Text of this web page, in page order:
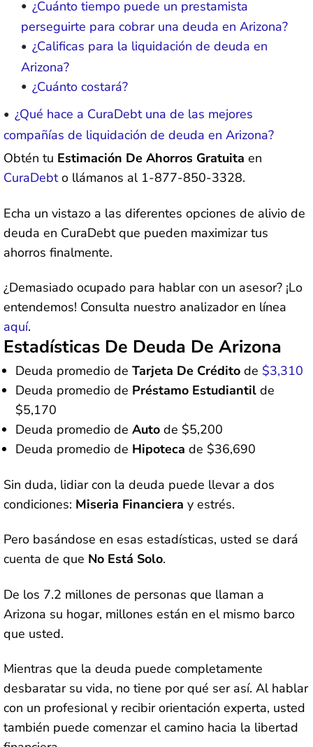
¿Cuánto tiempo puede un prestamista
perseguirte para cobrar una deuda en Arizona?
¿Calificas para la liquidación de deuda en
Arizona?
¿Cuánto costará?
¿Qué hace a CuraDebt una de las mejores
compañías de liquidación de deuda en Arizona?
Obtén tu Estimación De Ahorros Gratuita en
CuraDebto llámanos al 1-877-850-3328.
Echa un vistazo a las diferentes opciones de alivio de
deuda en CuraDebt que pueden maximizar tus
ahorros finalmente.
¿Demasiado ocupado para hablar con un asesor? ¡Lo
entendemos! Consulta nuestro analizador en línea
aquí.
Estadísticas De Deuda De Arizona
Deuda promedio de Tarjeta De Crédito de $3,310
Deuda promedio de Préstamo Estudiantil de
$5,170
Deuda promedio de Auto de $5,200
Deuda promedio de Hipoteca de $36,690
Sin duda, lidiar con la deuda puede llevar a dos
condiciones: Miseria Financiera y estrés.
Pero basándose en esas estadísticas, usted se dará
cuenta de que No Está Solo.
De los 7.2 millones de personas que llaman a
Arizona su hogar, millones están en el mismo barco
que usted.
Mientras que la deuda puede completamente
desbaratar su vida, no tiene por qué ser así. Al hablar
con un profesional y recibir orientación experta, usted
también puede comenzar el camino hacia la libertad